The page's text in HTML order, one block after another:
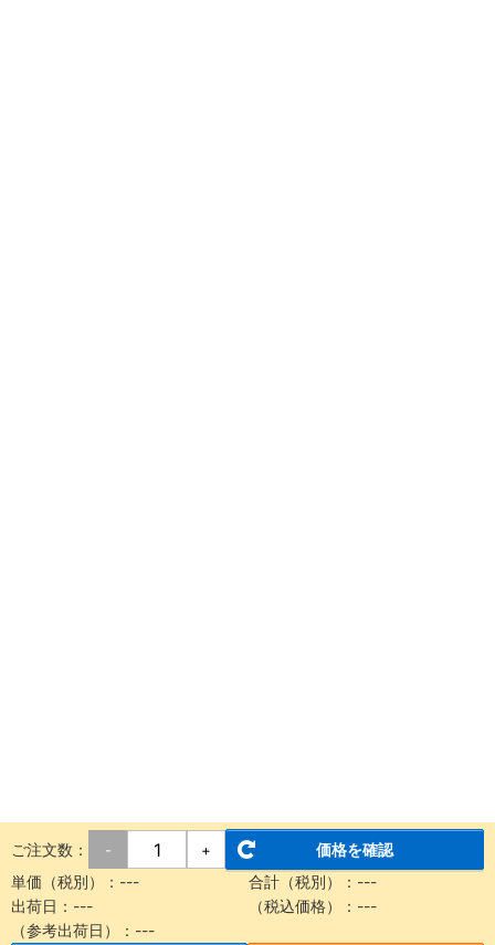
ご注文数： - +
価格を確認
単価（税別）： --- 合計（税別）： ---
出荷日： --- （税込価格）： ---
（参考出荷日）： ---